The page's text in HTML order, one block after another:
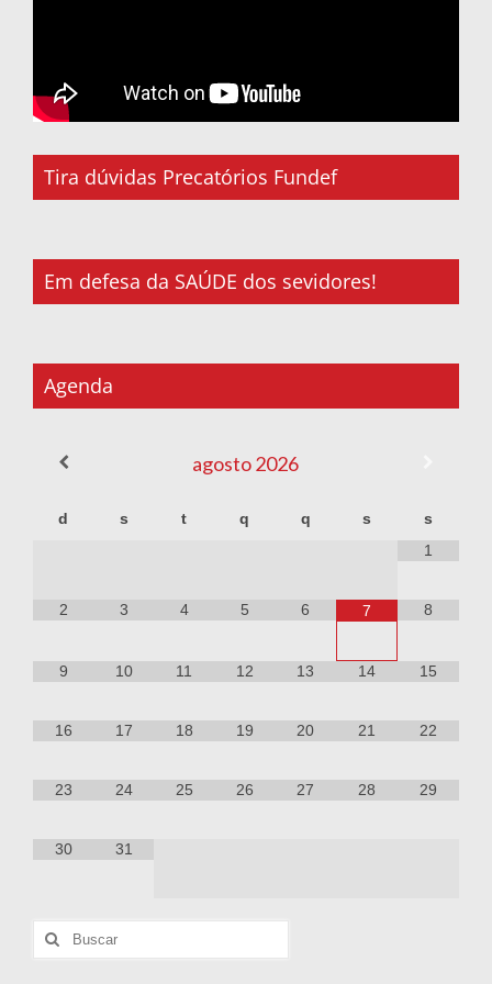
Tira dúvidas Precatórios Fundef
Em defesa da SAÚDE dos sevidores!
Agenda
agosto2026
d s t q q s
s
1
2 3 4 5 6 7 8
9 10 11 12 13 14 15
16 17 18 19 20 21 22
23 24 25 26 27 28 29
30 31